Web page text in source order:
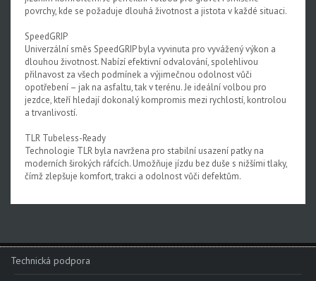
povrchy, kde se požaduje dlouhá životnost a jistota v každé situaci.
SpeedGRIP
Univerzální směs SpeedGRIP byla vyvinuta pro vyvážený výkon a
dlouhou životnost. Nabízí efektivní odvalování, spolehlivou
přilnavost za všech podmínek a výjimečnou odolnost vůči
opotřebení – jak na asfaltu, tak v terénu. Je ideální volbou pro
jezdce, kteří hledají dokonalý kompromis mezi rychlostí, kontrolou
a trvanlivostí.
TLR Tubeless-Ready
Technologie TLR byla navržena pro stabilní usazení patky na
moderních širokých ráfcích. Umožňuje jízdu bez duše s nižšími tlaky,
čímž zlepšuje komfort, trakci a odolnost vůči defektům.
Technická podpora